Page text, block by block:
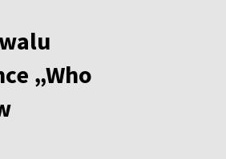
„Who